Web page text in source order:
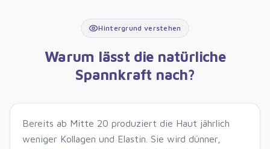
Hintergrund verstehen
Warum lässt die natürliche
Spannkraft nach?
Bereits ab Mitte 20 produziert die Haut jährlich
weniger Kollagen und Elastin. Sie wird dünner,